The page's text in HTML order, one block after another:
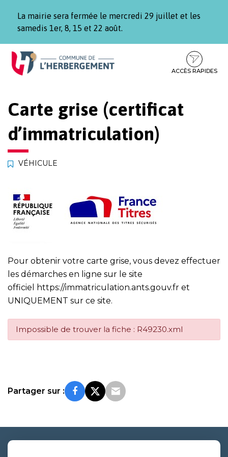
La mairie sera fermée le mercredi 29 juillet et les
samedis 1er, 8, 15 et 22 août.
Aller
Aller
contenu
Aller
pied
ACCÈS RAPIDES
Carte grise (certificat
d’immatriculation)
VÉHICULE
Pour obtenir votre carte grise, vous devez effectuer
les démarches en ligne sur le site
officiel
https://immatriculation.ants.gouv.fr et
UNIQUEMENT sur ce site.
Impossible de trouver la fiche : R49230.xml
Partager sur :